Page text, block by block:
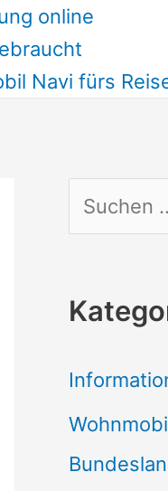
online
Navi fürs
u
h
n
a